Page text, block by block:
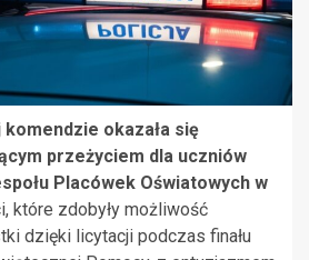
okazała się
przeżyciem dla uczniów
Placówek Oświatowych w
które zdobyły możliwość
dzięki licytacji podczas finału